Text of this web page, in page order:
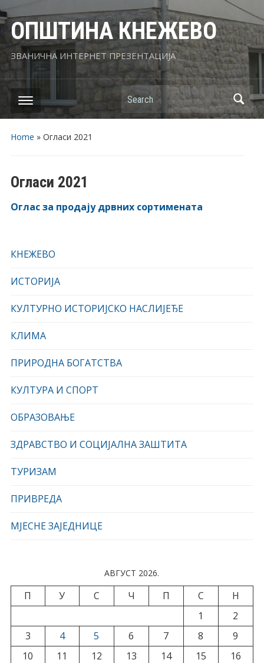
ОПШТИНА КНЕЖЕВО
ЗВАНИЧНА ИНТЕРНЕТ ПРЕЗЕНТАЦИЈА
Search
Home » Огласи 2021
КНЕЖЕВО
ИСТОРИЈА
КУЛТУРНО ИСТОРИЈСКО НАСЛИЈЕЂЕ
КЛИМА
ПРИРОДНА БОГАТСТВА
КУЛТУРА И СПОРТ
ОБРАЗОВАЊЕ
ЗДРАВСТВО И СОЦИЈАЛНА ЗАШТИТА
ТУРИЗАМ
ПРИВРЕДА
МЈЕСНЕ ЗАЈЕДНИЦЕ
АВГУСТ 2026.
П У С Ч П С
Н
1
2
3
4 5 6 7 8
9
10
11 12 13 14 15
16
Огласи 2021
Оглас за продају дрвних сортимената